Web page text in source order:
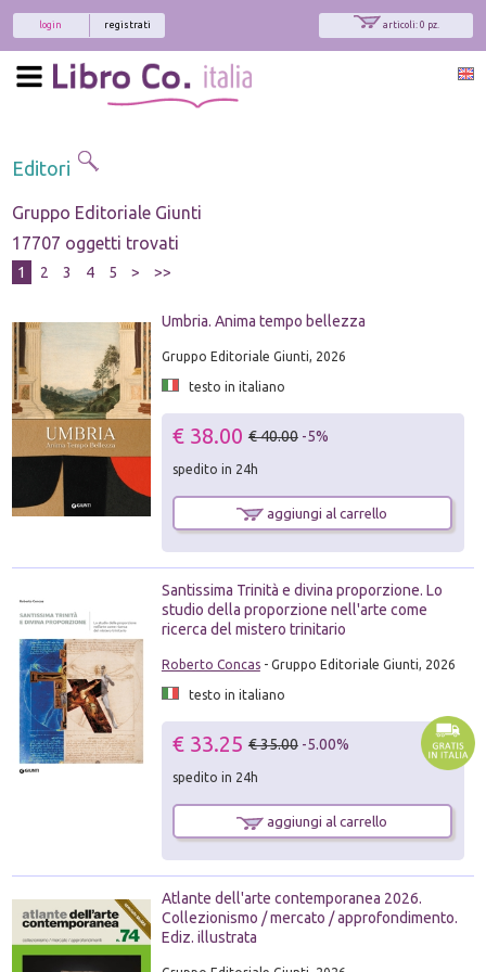
articoli: 0 pz.
registrati
login
Editori
Gruppo Editoriale Giunti
17707 oggetti trovati
1 2 3 4 5 > >>
Umbria. Anima tempo bellezza
Gruppo Editoriale Giunti, 2026
testo in italiano
€ 38.00 € 40.00 -5%
spedito in 24h
aggiungi al carrello
Santissima Trinità e divina proporzione. Lo
studio della proporzione nell'arte come
ricerca del mistero trinitario
Roberto Concas- Gruppo Editoriale Giunti, 2026
testo in italiano
€ 33.25 € 35.00 -5.00%
spedito in 24h
aggiungi al carrello
Atlante dell'arte contemporanea 2026.
Collezionismo / mercato / approfondimento.
Ediz. illustrata